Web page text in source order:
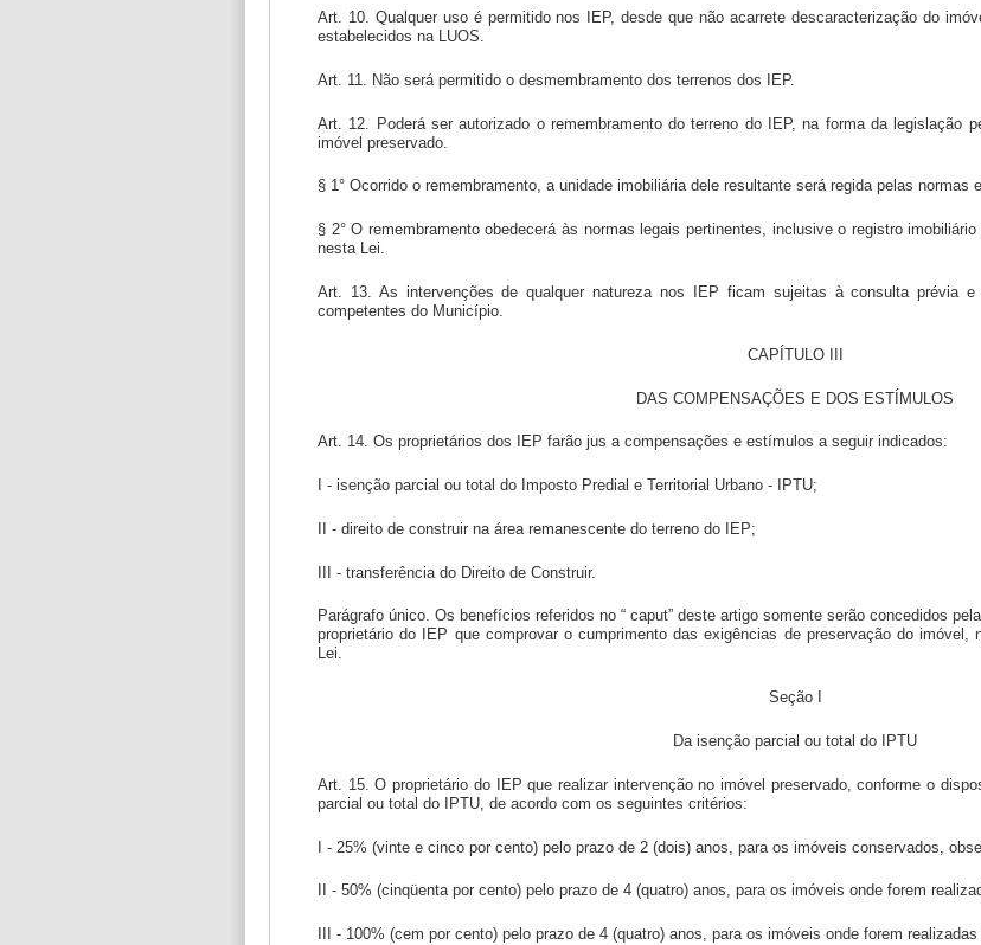
Art. 10. Qualquer uso é permitido nos IEP, desde que não acarrete descaracterização do
estabelecidos na LUOS.
Art. 11. Não será permitido o desmembramento dos terrenos dos IEP.
Art. 12. Poderá ser autorizado o remembramento do terreno do IEP, na forma da legislação
imóvel preservado.
§ 1° Ocorrido o remembramento, a unidade imobiliária dele resultante será regida pelas normas
§ 2° O remembramento obedecerá às normas legais pertinentes, inclusive o registro
nesta Lei.
Art. 13. As intervenções de qualquer natureza nos IEP ficam sujeitas à consulta prévia
competentes do Município.
CAPÍTULO III
DAS COMPENSAÇÕES E DOS ESTÍMULOS
Art. 14. Os proprietários dos IEP farão jus a compensações e estímulos a seguir indicados:
I - isenção parcial ou total do Imposto Predial e Territorial Urbano - IPTU;
II - direito de construir na área remanescente do terreno do IEP;
III - transferência do Direito de Construir.
Parágrafo único. Os benefícios referidos no “ caput” deste artigo somente serão concedidos
proprietário do IEP que comprovar o cumprimento das exigências de preservação do imóvel,
Lei.
Seção I
Da isenção parcial ou total do IPTU
Art. 15. O proprietário do IEP que realizar intervenção no imóvel preservado, conforme o
parcial ou total do IPTU, de acordo com os seguintes critérios:
I - 25% (vinte e cinco por cento) pelo prazo de 2 (dois) anos, para os imóveis conservados,
II - 50% (cinqüenta por cento) pelo prazo de 4 (quatro) anos, para os imóveis onde forem
III - 100% (cem por cento) pelo prazo de 4 (quatro) anos, para os imóveis onde forem